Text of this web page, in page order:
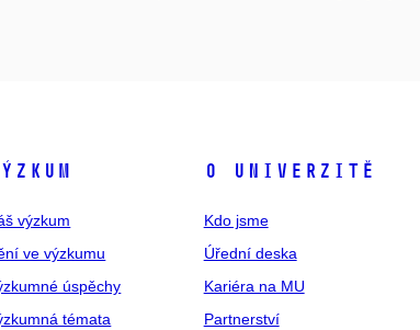
výzkum
ve výzkumu
úspěchy
témata
O univerzitě
Kdo jsme
Úřední deska
Kariéra na MU
Partnerství